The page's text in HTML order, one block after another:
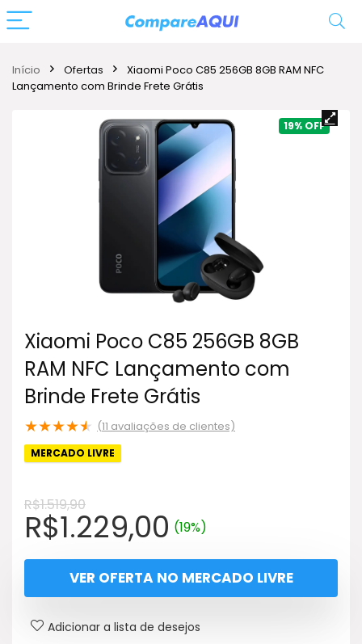
Início Ofertas
Xiaomi Poco C85 256GB 8GB RAM NFC
Lançamento com Brinde Frete Grátis
19%
Xiaomi Poco C85 256GB 8GB
RAM NFC Lançamento com
Brinde Frete Grátis
★★★★★ (11 avaliações de clientes)
MERCADO LIVRE
R$1.519,90
O
preço
original
era:
R$1.519,90.
R$1.229,00O
preço
atual
é:
R$1.229,00.
(19%)
VER OFERTA NO MERCADO LIVRE
Adicionar a lista de desejos